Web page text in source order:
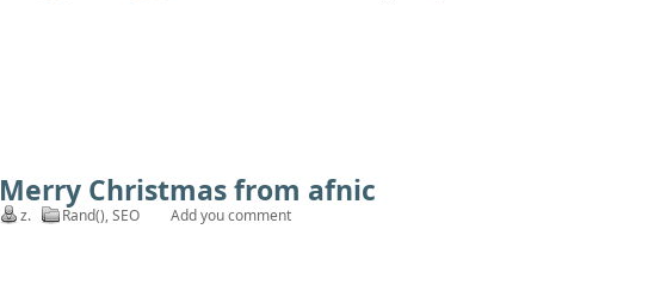
Merry Christmas from afnic
z. Rand(),SEO Add you comment